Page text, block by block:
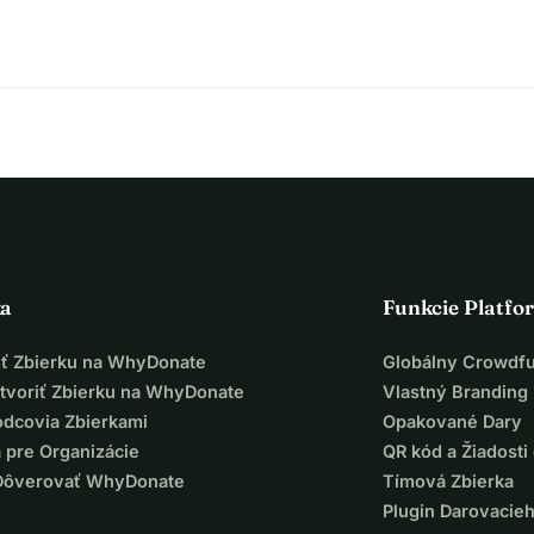
Zbierku na WhyDonate
Zbierku na WhyDonate
Zbierkami
pre Organizácie
WhyDonate
Funkcie
Globálny
Vlastný Branding
Opakované Dary
QR kód a Žiadosti
Tímová Zbierka
Plugin